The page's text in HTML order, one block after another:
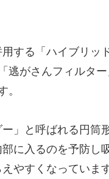
する「ハイブリ
逃がさんフィルタ
。
」と呼ばれる円
に入るのを予防
やすくなっています